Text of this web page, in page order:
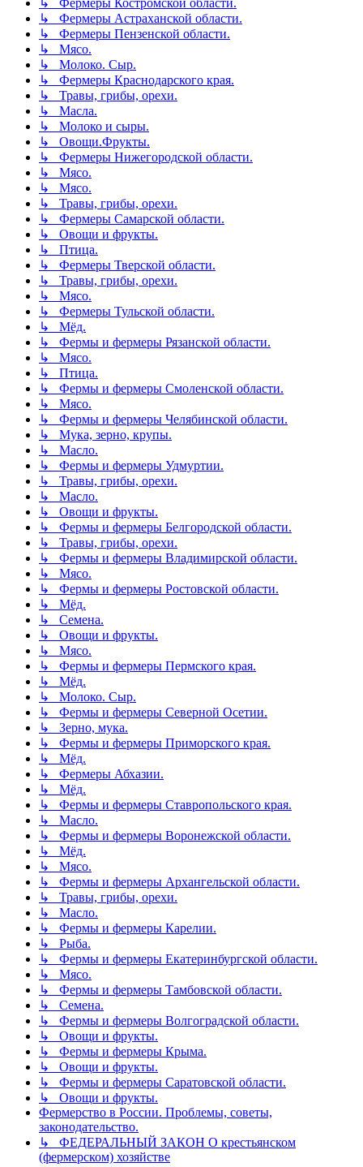
↳ Фермеры Астраханской области.
↳ Фермеры Пензенской области.
↳ Мясо.
↳ Молоко. Сыр.
↳ Фермеры Краснодарского края.
↳ Травы, грибы, орехи.
↳ Масла.
↳ Молоко и сыры.
↳ Овощи.Фрукты.
↳ Фермеры Нижегородской области.
↳ Мясо.
↳ Мясо.
↳ Травы, грибы, орехи.
↳ Фермеры Самарской области.
↳ Овощи и фрукты.
↳ Птица.
↳ Фермеры Тверской области.
↳ Травы, грибы, орехи.
↳ Мясо.
↳ Фермеры Тульской области.
↳ Мёд.
↳ Фермы и фермеры Рязанской области.
↳ Мясо.
↳ Птица.
↳ Фермы и фермеры Смоленской области.
↳ Мясо.
↳ Фермы и фермеры Челябинской области.
↳ Мука, зерно, крупы.
↳ Масло.
↳ Фермы и фермеры Удмуртии.
↳ Травы, грибы, орехи.
↳ Масло.
↳ Овощи и фрукты.
↳ Фермы и фермеры Белгородской области.
↳ Травы, грибы, орехи.
↳ Фермы и фермеры Владимирской области.
↳ Мясо.
↳ Фермы и фермеры Ростовской области.
↳ Мёд.
↳ Семена.
↳ Овощи и фрукты.
↳ Мясо.
↳ Фермы и фермеры Пермского края.
↳ Мёд.
↳ Молоко. Сыр.
↳ Фермы и фермеры Северной Осетии.
↳ Зерно, мука.
↳ Фермы и фермеры Приморского края.
↳ Мёд.
↳ Фермеры Абхазии.
↳ Мёд.
↳ Фермы и фермеры Ставропольского края.
↳ Масло.
↳ Фермы и фермеры Воронежской области.
↳ Мёд.
↳ Мясо.
↳ Фермы и фермеры Архангельской области.
↳ Травы, грибы, орехи.
↳ Масло.
↳ Фермы и фермеры Карелии.
↳ Рыба.
↳ Фермы и фермеры Екатеринбургской области.
↳ Мясо.
↳ Фермы и фермеры Тамбовской области.
↳ Семена.
↳ Фермы и фермеры Волгоградской области.
↳ Овощи и фрукты.
↳ Фермы и фермеры Крыма.
↳ Овощи и фрукты.
↳ Фермы и фермеры Саратовской области.
↳ Овощи и фрукты.
Фермерство в России. Проблемы, советы,
законодательство.
↳ ФЕДЕРАЛЬНЫЙ ЗАКОН О крестьянском
(фермерском) хозяйстве